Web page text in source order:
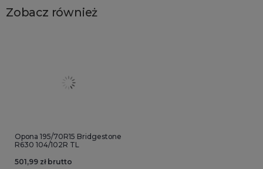
Zobacz również
Opona 195/70R15 Bridgestone
R630 104/102R TL
501,99 zł brutto